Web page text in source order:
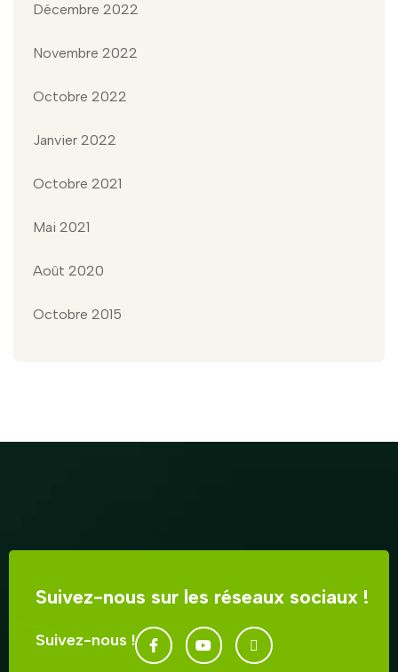
Décembre 2022
Novembre 2022
Octobre 2022
Janvier 2022
Octobre 2021
Mai 2021
Août 2020
Octobre 2015
Suivez-nous sur les réseaux sociaux !
Suivez-nous !